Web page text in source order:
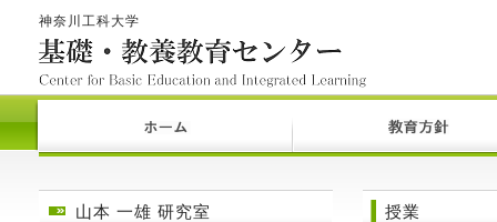
神奈川工科大学
授業
山本 一雄 研究室